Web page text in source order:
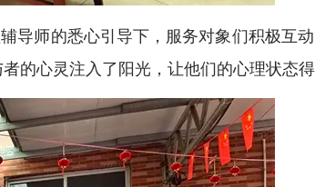
师的悉心引导下，服务对象们积极互
的心灵注入了阳光，让他们的心理状态得